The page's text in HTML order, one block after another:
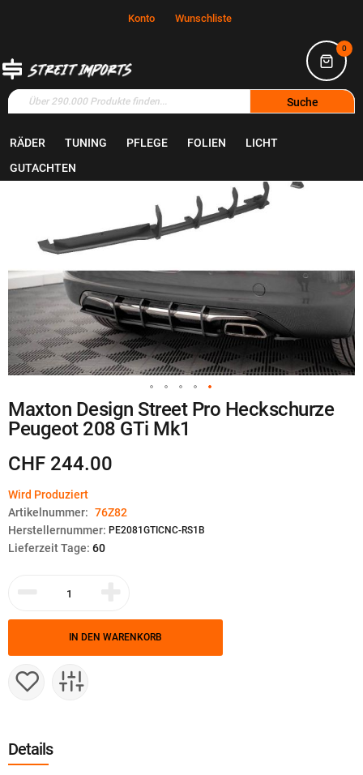
Konto Wunschliste
0
Suche
RÄDER TUNING PFLEGE FOLIEN
LICHT
GUTACHTEN
Zum
Ende
Zum
Anfang
der
Bildgalerie
Maxton Design Street Pro Heckschurze
Peugeot 208 GTi Mk1
CHF 244.00
Wird Produziert
Artikelnummer: 76Z82
Herstellernummer: PE2081GTICNC-RS1B
Lieferzeit Tage: 60
IN DEN WARENKORB
Details